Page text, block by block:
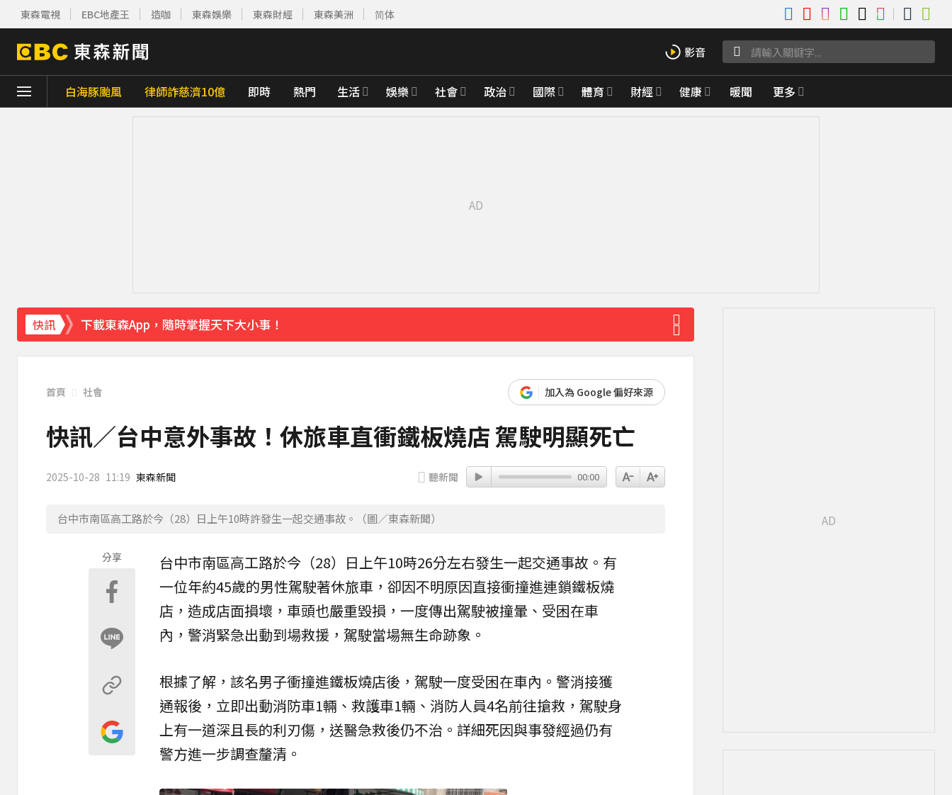
東森電視 EBC地產王 造咖 東森娛樂 東森財經 東森美洲 简体
白海豚颱風 律師詐慈濟10億 即時 熱門 生活 娛樂 社會 政治 國際 體育 財經 健康 暖聞 更多
快訊
《理財達人秀》X 安聯投信免費講座報名中！搶先卡位 2027
首頁 社會 加入為 Google 偏好來源
快訊／台中意外事故！休旅車直衝鐵板燒店 駕駛明顯死亡
2025-10-28 11:19 東森新聞 聽新聞 00:00
台中市南區高工路於今（28）日上午10時許發生一起交通事故。（圖／東森新聞）
分享 台中市南區高工路於今（28）日上午10時26分左右發生一起交通事故 。有
一位年約45歲的男性駕駛著休旅車，卻因不明原因直接衝撞進連鎖鐵板燒
店，造成店面損壞，車頭也嚴重毀損，一度傳出駕駛被撞暈、受困在車
內，警消緊急出動到場救援，駕駛當場無生命跡象。
根據了解，該名男子衝撞進鐵板燒店後，駕駛一度受困在車內。警消接獲
通報後，立即出動消防車1輛、救護車1輛、消防人員4名前往搶救，駕駛身
上有一道深且長的利刃傷，送醫急救後仍不治。詳細死因與事發經過仍有
警方進一步調查釐清。